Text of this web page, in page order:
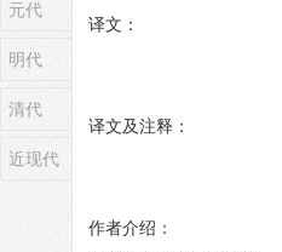
元代
明代
清代
近现代
译文：
译文及注释：
作者介绍：